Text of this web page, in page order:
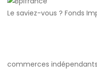
Le saviez-vous ? Fonds
commerces indépendants